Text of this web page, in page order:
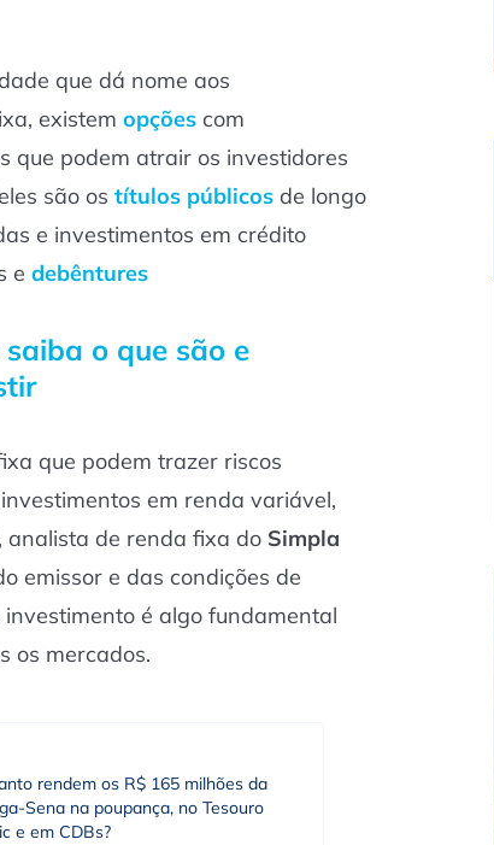
que dá nome aos
existem opções com
que podem atrair os investidores
são os títulos públicos de longo
e investimentos em crédito
e debêntures
saiba o que são e
que podem trazer riscos
em renda variável,
, analista de renda fixa do Simpla
emissor e das condições de
é algo fundamental
os mercados.
rendem os R$ 165 milhões da
Sena na poupança, no Tesouro
e em CDBs?